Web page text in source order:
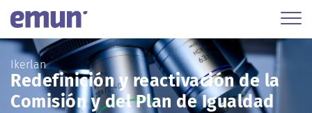
Ikerlan
Redefinición y reactivación de la
Comisión y del Plan de Igualdad